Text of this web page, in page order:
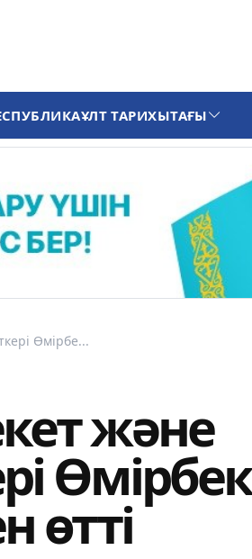
ҰЛТ ТАРИХЫТАҒЫ
Өмірбе...
және
Өмірбек
өтті